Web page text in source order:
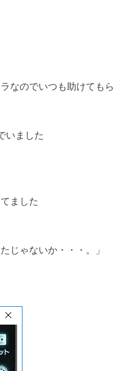
なのでいつも助けてもら
いました
ました
じゃないか・・・。」